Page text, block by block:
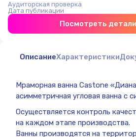
Аудиторская проверка
Дата публикации
Посмотреть
ОписаниеХарактеристики
Мраморная ванна Castone
асимметричная угловая ванна с
Осуществляется контроль
на каждом этапе производства.
Ванны производятся на